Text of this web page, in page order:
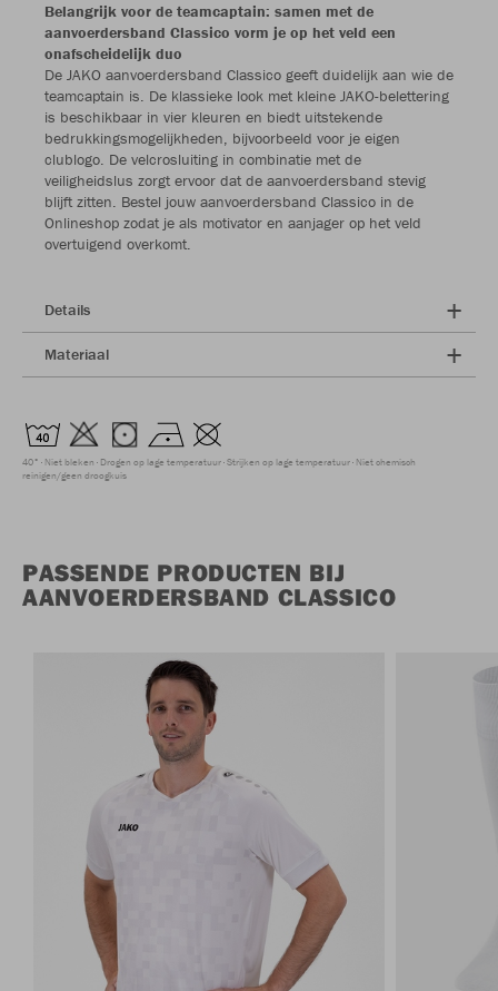
Belangrijk voor de teamcaptain: samen met de
aanvoerdersband Classico vorm je op het veld een
onafscheidelijk duo
De JAKO aanvoerdersband Classico geeft duidelijk aan wie de
teamcaptain is. De klassieke look met kleine JAKO-belettering
is beschikbaar in vier kleuren en biedt uitstekende
bedrukkingsmogelijkheden, bijvoorbeeld voor je eigen
clublogo. De velcrosluiting in combinatie met de
veiligheidslus zorgt ervoor dat de aanvoerdersband stevig
blijft zitten. Bestel jouw aanvoerdersband Classico in de
Onlineshop zodat je als motivator en aanjager op het veld
overtuigend overkomt.
Details
Materiaal
40° Niet bleken Drogen op lage temperatuur Strijken op lage temperatuur Niet chemisch
reinigen/geen droogkuis
PASSENDE PRODUCTEN BIJ
AANVOERDERSBAND CLASSICO